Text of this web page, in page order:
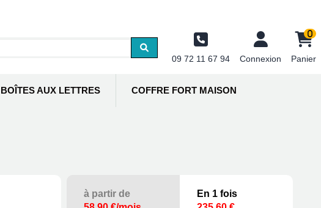
09 72 11 67 94 Connexion
0
Panier
BOÎTES AUX LETTRES COFFRE FORT MAISON
à partir de
En 1 fois